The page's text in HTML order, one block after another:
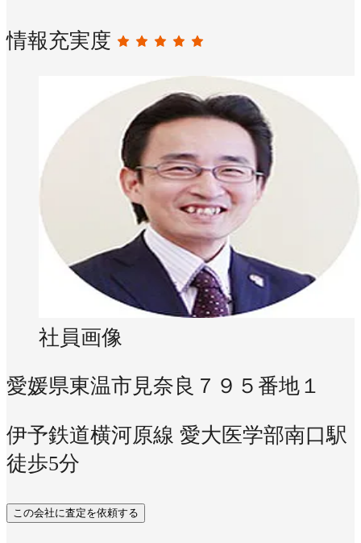
情報充実度
社員画像
愛媛県東温市見奈良７９５番地１
伊予鉄道横河原線 愛大医学部南口駅
徒歩5分
この会社に査定を依頼する